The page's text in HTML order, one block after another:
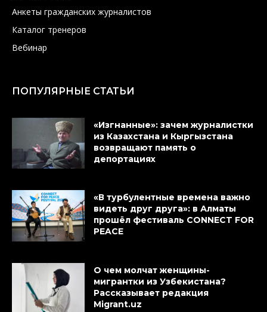
Анкеты гражданских журналистов
Каталог тренеров
Вебинар
ПОПУЛЯРНЫЕ СТАТЬИ
«Изгнанные»: зачем журналистки
из Казахстана и Кыргызстана
возвращают память о
депортациях
«В турбулентные времена важно
видеть друг друга»: в Алматы
прошёл фестиваль CONNECT FOR
PEACE
О чем молчат женщины-
мигрантки из Узбекистана?
Рассказывает редакция
Migrant.uz